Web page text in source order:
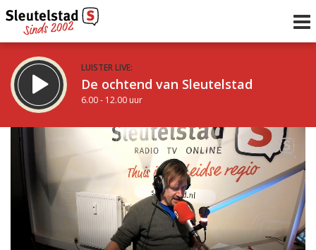
LUISTER LIVE:
De ochtend van Sleutelstad
6.00 - 12.00 uur
De middag van Sleutelstad
12.00 - 19.00 uur
Vorig uur
uur 1 van 0 Volgend uur
Inklappen